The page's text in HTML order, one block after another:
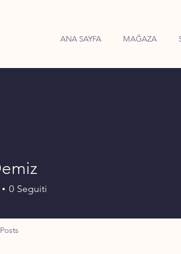
ANA SAYFA MAĞAZA
0 Seguiti